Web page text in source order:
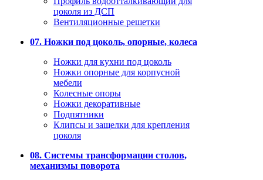
цоколя из ДСП
Вентиляционные решетки
07. Ножки под цоколь, опорные, колеса
Ножки для кухни под цоколь
Ножки опорные для корпусной
мебели
Колесные опоры
Ножки декоративные
Подпятники
Клипсы и защелки для крепления
цоколя
08. Системы трансформации столов,
механизмы поворота